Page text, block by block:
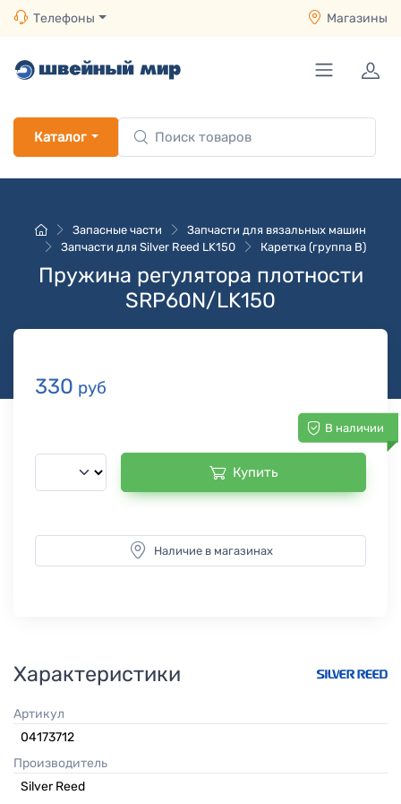
Телефоны Магазины
Каталог
Запасные части
Запчасти для вязальных машин
Запчасти для Silver Reed LK150
Каретка (группа B)
Пружина регулятора плотности
SRP60N/LK150
330 руб
В наличии
Купить
Наличие в магазинах
Характеристики
Артикул
04173712
Производитель
Silver Reed